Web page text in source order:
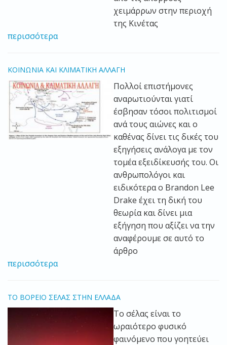
χειμάρρων στην περιοχή
της Κινέτας
περισσότερα
ΚΟΙΝΩΝΙΑ ΚΑΙ ΚΛΙΜΑΤΙΚΗ ΑΛΛΑΓΗ
Πολλοί επιστήμονες
αναρωτιούνται γιατί
έσβησαν τόσοι πολιτισμοί
ανά τους αιώνες και ο
καθένας δίνει τις δικές του
εξηγήσεις ανάλογα με τον
τομέα εξειδίκευσής του. Οι
ανθρωπολόγοι και
ειδικότερα ο Brandon Lee
Drake έχει τη δική του
θεωρία και δίνει μια
εξήγηση που αξίζει να την
αναφέρουμε σε αυτό το
άρθρο
περισσότερα
ΤΟ ΒΟΡΕΙΟ ΣΕΛΑΣ ΣΤΗΝ ΕΛΛΑΔΑ
Το σέλας είναι το
ωραιότερο φυσικό
φαινόμενο που γοητεύει